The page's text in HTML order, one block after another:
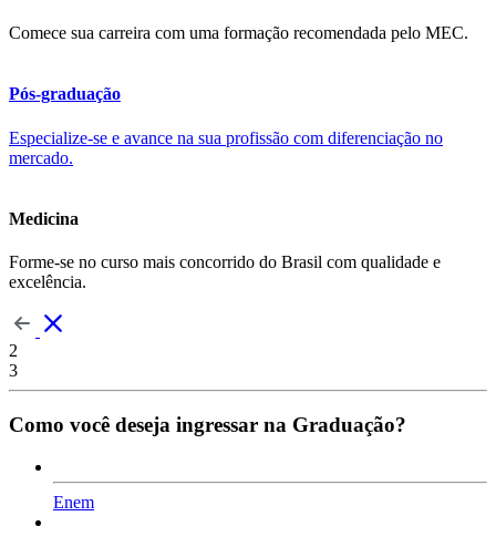
Comece sua carreira com uma formação recomendada pelo MEC.
Pós-graduação
Especialize-se e avance na sua profissão com diferenciação no
mercado.
Medicina
Forme-se no curso mais concorrido do Brasil com qualidade e
excelência.
2
3
Como você deseja ingressar na Graduação?
Enem